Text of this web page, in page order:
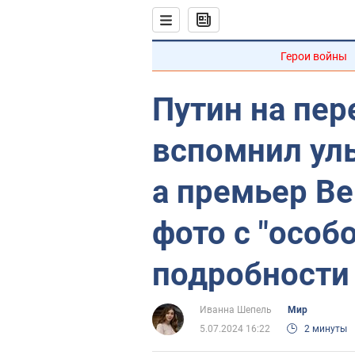
Герои войны
Путин на
вспомнил
а премьер
фото с
подробности
Иванна Шепель
Мир
5.07.2024 16:22
2 минуты